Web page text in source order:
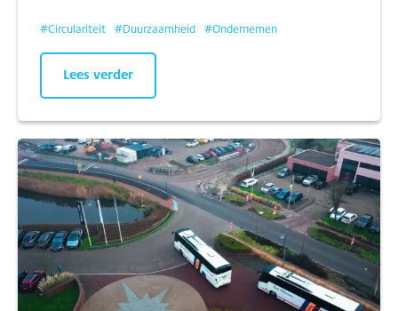
#Circulariteit #Duurzaamheid #Ondernemen
Lees verder